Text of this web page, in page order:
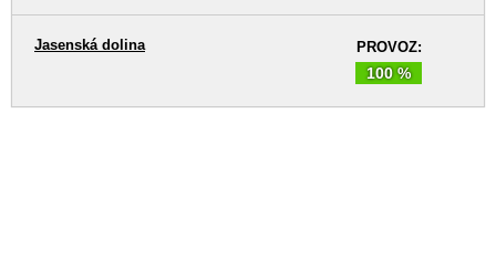
PROVOZ:
100 %
Jasenská dolina